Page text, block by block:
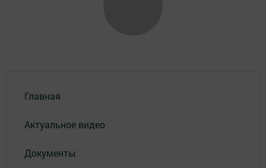
Главная
Актуальное видео
Документы